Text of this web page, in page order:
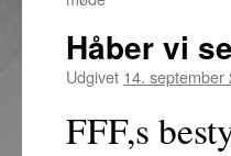
Håber vi
Udgivet 14. september
FFF,s